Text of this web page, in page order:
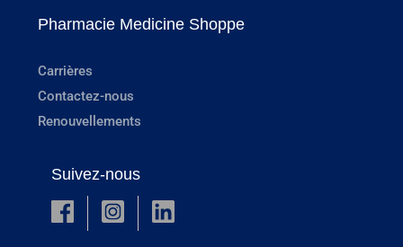
Pharmacie Medicine Shoppe
Carrières
Contactez-nous
Renouvellements
Suivez-nous